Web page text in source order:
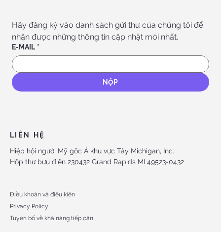
Hãy đăng ký vào danh sách gửi thư của chúng tôi để
nhận được những thông tin cập nhật mới nhất.
E-MAIL *
NỘP
LIÊN HỆ
Hiệp hội người Mỹ gốc Á khu vực Tây Michigan, Inc.
Hộp thư bưu điện 230432 Grand Rapids MI 49523-0432
Điều khoản và điều kiện
Privacy Policy
Tuyên bố về khả năng tiếp cận